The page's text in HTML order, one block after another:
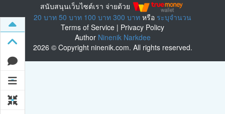
สนับสนุนเว็บไซต์เรา จ่ายด้วย
20 บาท 50 บาท 100 บาท 300 บาท หรือ ระบุจำนวน
Terms of Service | Privacy Policy
Author Ninenik Narkdee
2026 © Copyright ninenik.com. All rights reserved.